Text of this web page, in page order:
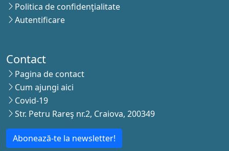
Politica de confidenţialitate
Autentificare
Contact
Pagina de contact
Cum ajungi aici
Covid-19
Str. Petru Rareş nr.2, Craiova, 200349
Abonează-te la newsletter!